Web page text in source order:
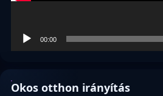
00:00
Okos otthon irányítás